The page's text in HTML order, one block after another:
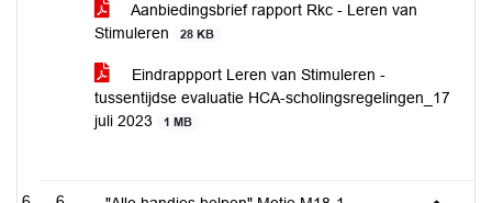
Aanbiedingsbrief rapport Rkc - Leren van
Stimuleren
28 KB
Eindrappport Leren van Stimuleren -
tussentijdse evaluatie HCA-scholingsregelingen_17
juli 2023
1 MB